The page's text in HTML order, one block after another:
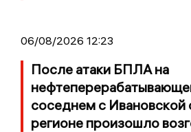
06/08/2026 12:23
После атаки БПЛА на
соседнем с Ивановской
регионе произошло